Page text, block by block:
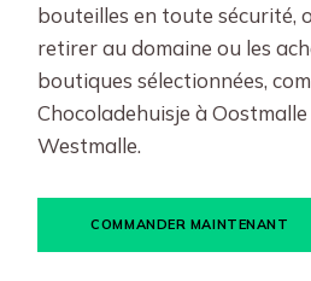
bouteilles en toute sécurité,
retirer au domaine ou les
boutiques sélectionnées,
Chocoladehuisje à
Westmalle.
COMMANDER MAINTENANT